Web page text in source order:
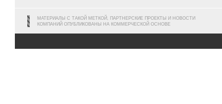
МАТЕРИАЛЫ С ТАКОЙ МЕТКОЙ, ПАРТНЕРСКИЕ ПРОЕКТЫ И НОВОСТИ
КОМПАНИЙ ОПУБЛИКОВАНЫ НА КОММЕРЧЕСКОЙ ОСНОВЕ